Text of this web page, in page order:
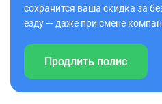
сохранится ваша скидка за
езду — даже при смене
Продлить полис